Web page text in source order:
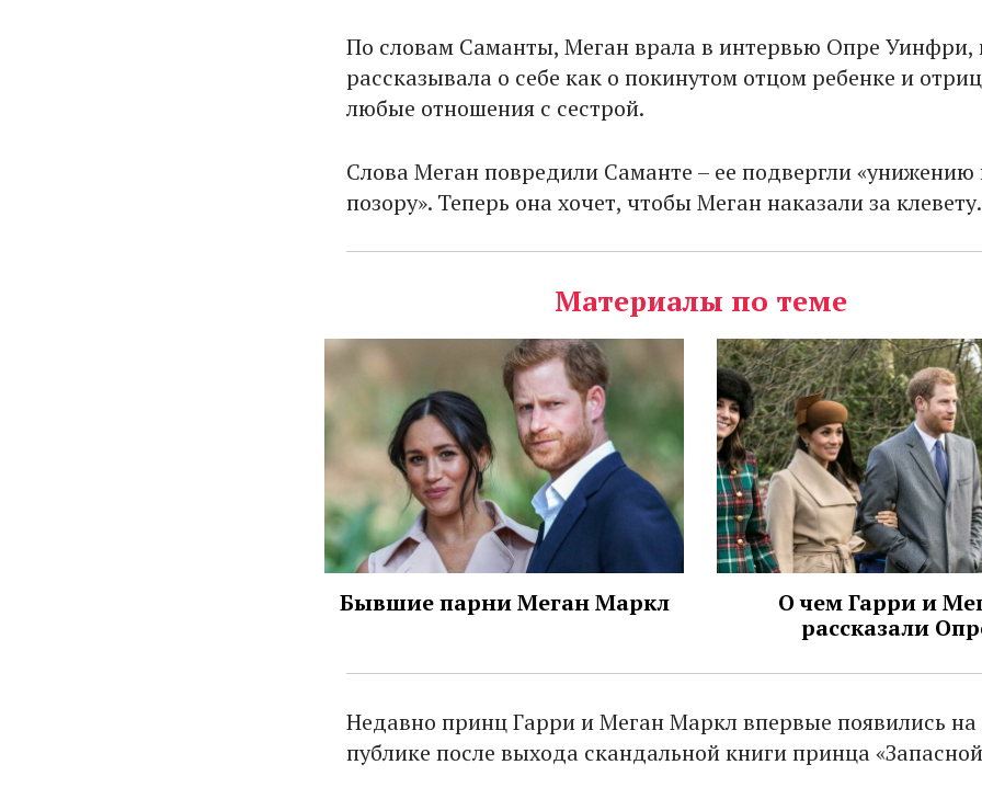
По словам Саманты, Меган врала в интервью Опре Уинфри,
рассказывала о себе как о покинутом отцом ребенке и
любые отношения с сестрой.
Слова Меган повредили Саманте – ее подвергли «унижению
позору». Теперь она хочет, чтобы Меган наказали за клевету.
Материалы по теме
Бывшие парни Меган Маркл
О чем Гарри и
рассказали
Недавно принц Гарри и Меган Маркл впервые появились на
публике после выхода скандальной книги принца